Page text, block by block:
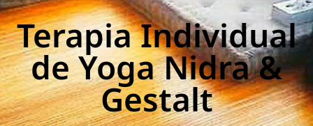
Terapia Individual
de Yoga Nidra &
Gestalt